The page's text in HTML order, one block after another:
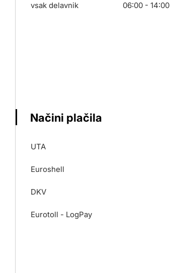
vsak delavnik 06:00 - 14:00
Načini plačila
UTA
Euroshell
DKV
Eurotoll - LogPay